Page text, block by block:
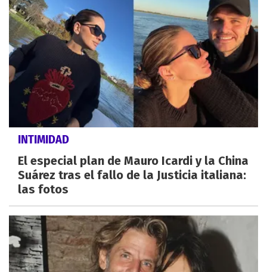
INTIMIDAD
El especial plan de Mauro Icardi y la China
Suárez tras el fallo de la Justicia italiana:
las fotos